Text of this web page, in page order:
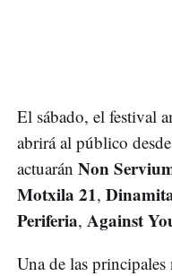
El sábado, el festival
abrirá al público
actuarán Non
Motxila 21,
Periferia, Against
Una de las principales